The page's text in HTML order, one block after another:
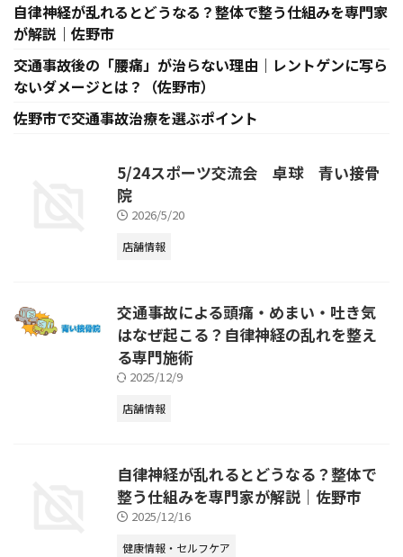
自律神経が乱れるとどうなる？整体で整う仕組みを専門家
が解説｜佐野市
交通事故後の「腰痛」が治らない理由｜レントゲンに写ら
ないダメージとは？（佐野市）
佐野市で交通事故治療を選ぶポイント
5/24スポーツ交流会 卓球 青い接骨
院
2026/5/20
店舗情報
交通事故による頭痛・めまい・吐き気
はなぜ起こる？自律神経の乱れを整え
る専門施術
2025/12/9
店舗情報
自律神経が乱れるとどうなる？整体で
整う仕組みを専門家が解説｜佐野市
2025/12/16
健康情報・セルフケア